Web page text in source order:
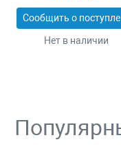
Нет в наличии